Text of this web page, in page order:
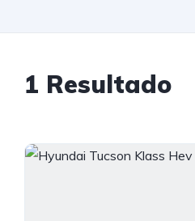
1 Resultado